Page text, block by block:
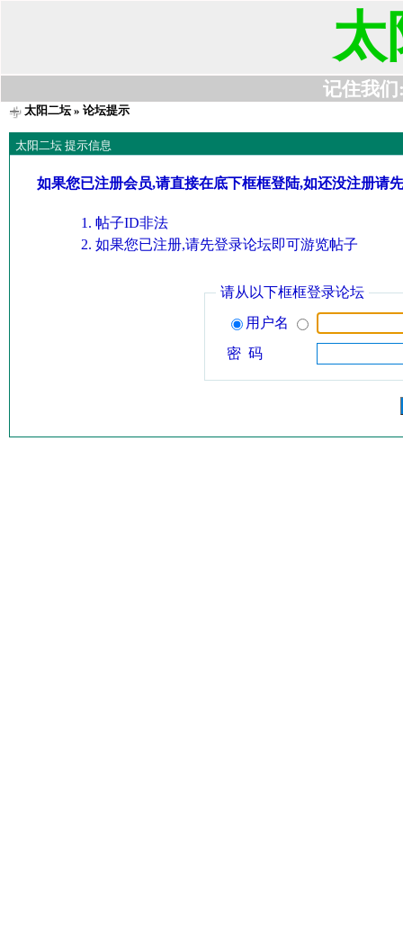
太
记住我们
太阳二坛» 论坛提示
太阳二坛 提示信息
如果您已注册会员,请直接在底下框框登陆,如还没注册请
帖子ID非法
如果您已注册,请先登录论坛即可游览帖子
请从以下框框登录论坛
用户名
密 码